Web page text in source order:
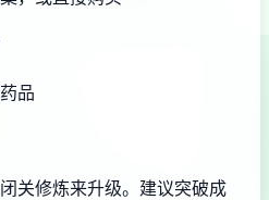
品
关修炼来升级。建议突破成